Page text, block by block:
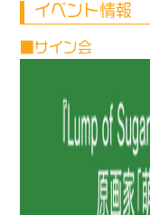
イベント情報
■サイン会